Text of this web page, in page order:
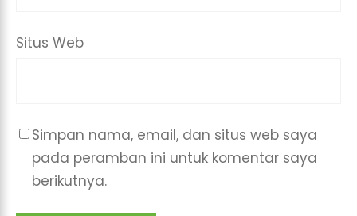
Situs Web
Simpan nama, email, dan situs web saya
pada peramban ini untuk komentar saya
berikutnya.